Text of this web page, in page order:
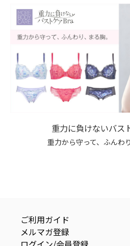
重力に負けないバス
重力から守って、ふんわ
ご利用ガイド
メルマガ登録